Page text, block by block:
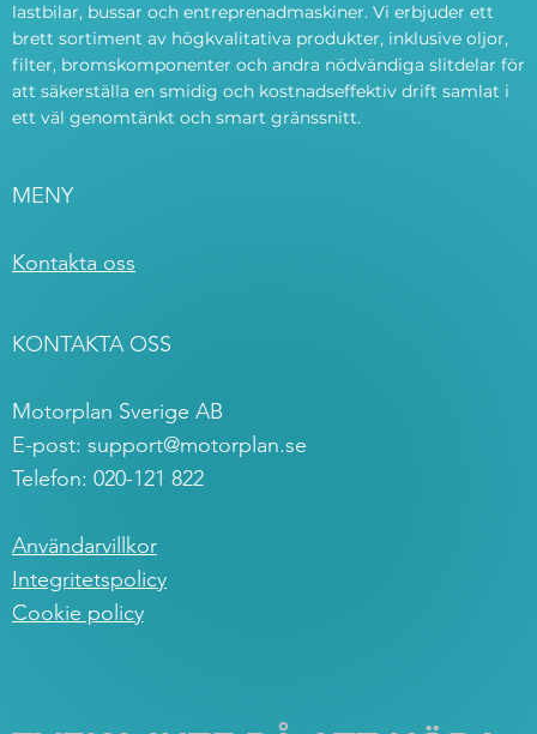
lastbilar, bussar och entreprenadmaskiner. Vi erbjuder ett
brett sortiment av högkvalitativa produkter, inklusive oljor,
filter, bromskomponenter och andra nödvändiga slitdelar för
att säkerställa en smidig och kostnadseffektiv drift samlat i
ett väl genomtänkt och smart gränssnitt.
MENY
Kontakta oss
KONTAKTA OSS
Motorplan Sverige AB
E-post: support@motorplan.se
Telefon: 020-121 822
Användarvillkor
Integritetspolicy
Cookie policy